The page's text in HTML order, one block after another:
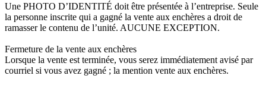
Une PHOTO D’IDENTITÉ doit être présentée à l’entreprise. Seule
la personne inscrite qui a gagné la vente aux enchères a droit de
ramasser le contenu de l’unité. AUCUNE EXCEPTION.
Fermeture de la vente aux enchères
Lorsque la vente est terminée, vous serez immédiatement avisé par
courriel si vous avez gagné ; la mention vente aux enchères.